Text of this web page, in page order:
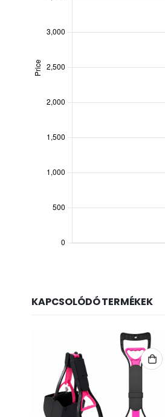
KAPCSOLÓDÓ TERMÉKEK